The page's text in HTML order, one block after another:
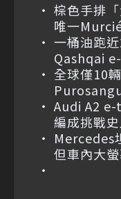
棕色手排
唯一
一桶油跑
Qashqai
全球僅10
Audi A2
編成挑戰史
Mercedes
但車內大